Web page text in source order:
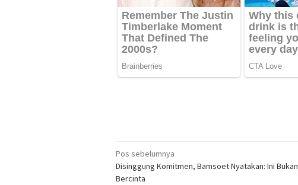
Navigasi
pos
Pos sebelumnya
Disinggung Komitmen, Bamsoet Nyatakan: Ini Bukan
Bercinta